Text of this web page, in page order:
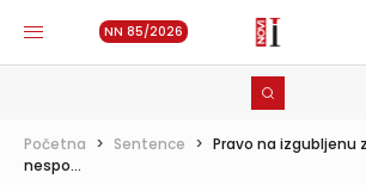
NN 85/2026
Početna > Sentence > Pravo na izgubljenu
nespo...